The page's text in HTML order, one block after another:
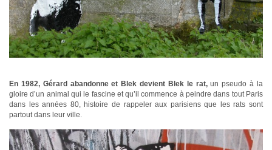
En 1982, Gérard abandonne et Blek devient Blek le rat,un pseudo à la
gloire d’un animal qui le fascine et qu’il commence à peindre dans tout Paris
dans les années 80, histoire de rappeler aux parisiens que les rats sont
partout dans leur ville.